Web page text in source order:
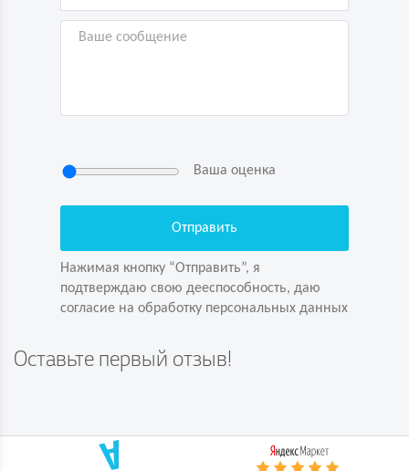
Ваша оценка
Нажимая кнопку “Отправить”, я
подтверждаю свою дееспособность, даю
согласие на обработку персональных данных
Оставьте первый отзыв!
Нажимая кнопку “Отправить”, я
согласие на обработку персональных данных
Задайте вопрос первым!